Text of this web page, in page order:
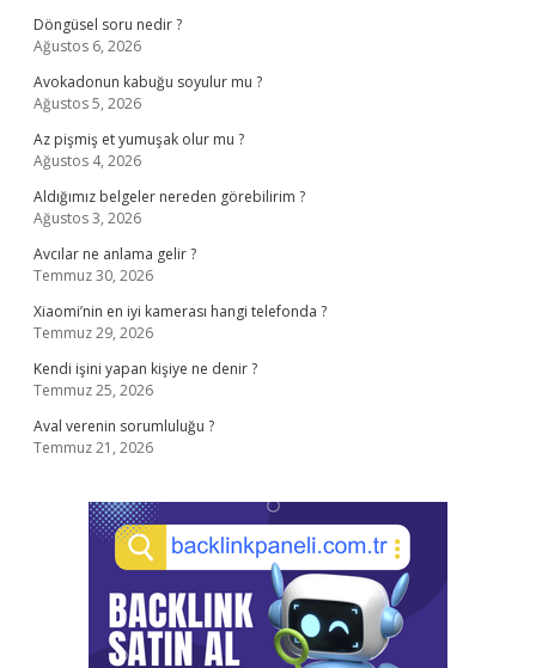
Döngüsel soru nedir ?
Ağustos 6, 2026
Avokadonun kabuğu soyulur mu ?
Ağustos 5, 2026
Az pişmiş et yumuşak olur mu ?
Ağustos 4, 2026
Aldığımız belgeler nereden görebilirim ?
Ağustos 3, 2026
Avcılar ne anlama gelir ?
Temmuz 30, 2026
Xiaomi’nin en iyi kamerası hangi telefonda ?
Temmuz 29, 2026
Kendi işini yapan kişiye ne denir ?
Temmuz 25, 2026
Aval verenin sorumluluğu ?
Temmuz 21, 2026